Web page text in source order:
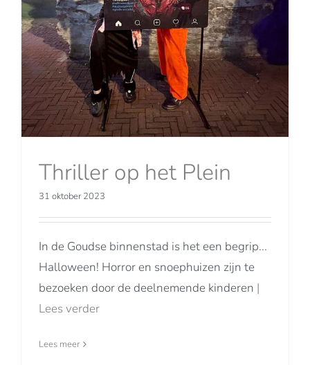
Thriller op het Plein
31 oktober 2023
In de Goudse binnenstad is het een begrip...
Halloween! Horror en snoephuizen zijn te
bezoeken door de deelnemende kinderen |
Lees verder
Lees meer